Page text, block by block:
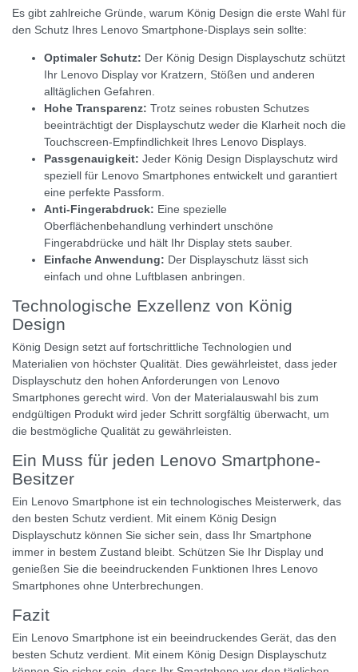
Es gibt zahlreiche Gründe, warum König Design die erste Wahl für
den Schutz Ihres Lenovo Smartphone-Displays sein sollte:
Optimaler Schutz: Der König Design Displayschutz schützt
Ihr Lenovo Display vor Kratzern, Stößen und anderen
alltäglichen Gefahren.
Hohe Transparenz: Trotz seines robusten Schutzes
beeinträchtigt der Displayschutz weder die Klarheit noch die
Touchscreen-Empfindlichkeit Ihres Lenovo Displays.
Passgenauigkeit: Jeder König Design Displayschutz wird
speziell für Lenovo Smartphones entwickelt und garantiert
eine perfekte Passform.
Anti-Fingerabdruck: Eine spezielle
Oberflächenbehandlung verhindert unschöne
Fingerabdrücke und hält Ihr Display stets sauber.
Einfache Anwendung: Der Displayschutz lässt sich
einfach und ohne Luftblasen anbringen.
Technologische Exzellenz von König
Design
König Design setzt auf fortschrittliche Technologien und
Materialien von höchster Qualität. Dies gewährleistet, dass jeder
Displayschutz den hohen Anforderungen von Lenovo
Smartphones gerecht wird. Von der Materialauswahl bis zum
endgültigen Produkt wird jeder Schritt sorgfältig überwacht, um
die bestmögliche Qualität zu gewährleisten.
Ein Muss für jeden Lenovo Smartphone-
Besitzer
Ein Lenovo Smartphone ist ein technologisches Meisterwerk, das
den besten Schutz verdient. Mit einem König Design
Displayschutz können Sie sicher sein, dass Ihr Smartphone
immer in bestem Zustand bleibt. Schützen Sie Ihr Display und
genießen Sie die beeindruckenden Funktionen Ihres Lenovo
Smartphones ohne Unterbrechungen.
Fazit
Ein Lenovo Smartphone ist ein beeindruckendes Gerät, das den
besten Schutz verdient. Mit einem König Design Displayschutz